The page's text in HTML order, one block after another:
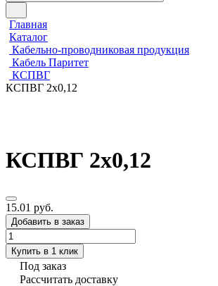
Главная
Каталог
Кабельно-проводниковая продукция
Кабель Паритет
КСПВГ
КСПВГ 2х0,12
КСПВГ 2х0,12
15.01 руб.
Добавить в заказ
Купить в 1 клик
Под заказ
Рассчитать доставку